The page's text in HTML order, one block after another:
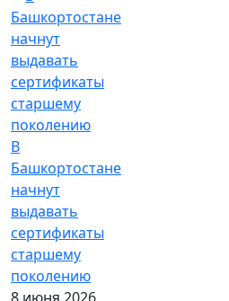
В
Башкортостане
начнут
выдавать
сертификаты
старшему
поколению